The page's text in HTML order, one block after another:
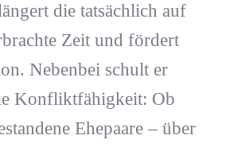
die tatsächlich auf
Zeit und fördert
Nebenbei schult er
Konfliktfähigkeit: Ob
Ehepaare – über